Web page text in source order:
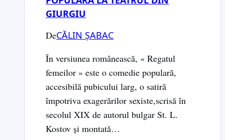
GIURGIU
DeCĂLIN ȘABAC
În versiunea românească, « Regatul
femeilor » este o comedie populară,
accesibilă pubicului larg, o satiră
împotriva exagerărilor sexiste,scrisă în
secolul XIX de autorul bulgar St. L.
Kostov şi montată…